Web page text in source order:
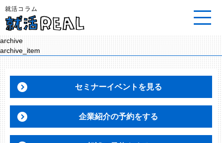
就活コラム
archive
archive_item
セミナーイベントを見る
企業紹介の予約をする